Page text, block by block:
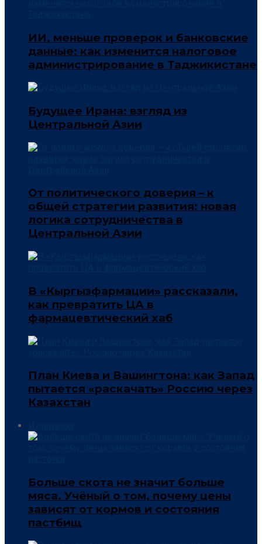
ИИ, меньше проверок и банковские
данные: как изменится налоговое
администрирование в Таджикистане
Будущее Ирана: взгляд из
Центральной Азии
От политического доверия – к
общей стратегии развития: новая
логика сотрудничества в
Центральной Азии
В «Кыргызфармации» рассказали,
как превратить ЦА в
фармацевтический хаб
План Киева и Вашингтона: как Запад
пытается «раскачать» Россию через
Казахстан
Больше скота не значит больше
мяса. Учёный о том, почему цены
зависят от кормов и состояния
пастбищ